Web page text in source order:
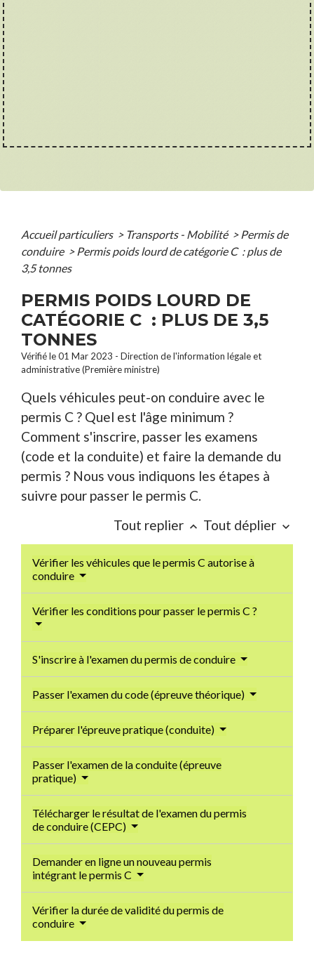
Accueil particuliers > Transports - Mobilité > Permis de
conduire > Permis poids lourd de catégorie C : plus de
3,5 tonnes
PERMIS POIDS LOURD DE
CATÉGORIE C : PLUS DE 3,5
TONNES
Vérifié le 01 Mar 2023 - Direction de l'information légale et
administrative (Première ministre)
Quels véhicules peut-on conduire avec le
permis C ? Quel est l'âge minimum ?
Comment s'inscrire, passer les examens
(code et la conduite) et faire la demande du
permis ? Nous vous indiquons les étapes à
suivre pour passer le permis C.
Tout replier keyboard_arrow_up Tout déplier keyboard_arrow_down
Vérifier les véhicules que le permis C autorise à
conduire
Vérifier les conditions pour passer le permis C ?
S'inscrire à l'examen du permis de conduire
Passer l'examen du code (épreuve théorique)
Préparer l'épreuve pratique (conduite)
Passer l'examen de la conduite (épreuve
pratique)
Télécharger le résultat de l'examen du permis
de conduire (CEPC)
Demander en ligne un nouveau permis
intégrant le permis C
Vérifier la durée de validité du permis de
conduire